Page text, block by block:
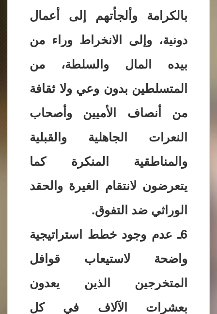
بالكرامة وألجأتهم إلى أعمال
دونية، وإلى الانخراط وراء من
بيده المال والسلطة، من
المتسلطين بدون وعي ولا ثقافة
من أنصاف الأميين وأصحاب
النعرات الجاهلية والقبلية
والمناطقية المنكرة كما
يتعرضون لانتقام الغيرة والحقد
الوراثي ضد التفوق.
6ـ عدم وجود خطط استراتيجية
واضحة لاستيعاب قوافل
المتخرجين الذين يعدون
بعشرات الآلاف في كل